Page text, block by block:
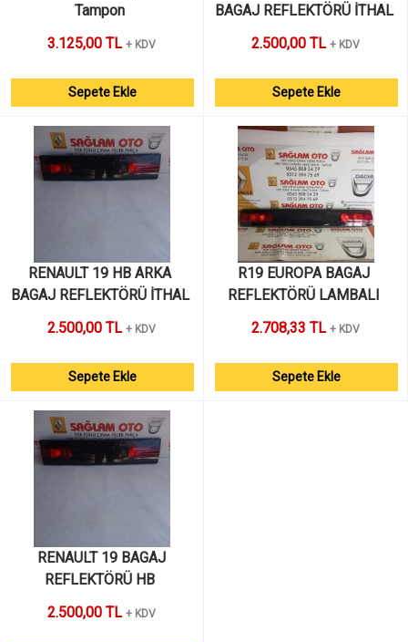
Tampon
3.125,00 TL + KDV
Sepete Ekle
BAGAJ REFLEKTÖRÜ İTHAL
2.500,00 TL + KDV
Sepete Ekle
RENAULT 19 HB ARKA
BAGAJ REFLEKTÖRÜ İTHAL
2.500,00 TL + KDV
Sepete Ekle
R19 EUROPA BAGAJ
REFLEKTÖRÜ LAMBALI
2.708,33 TL + KDV
Sepete Ekle
REFLEKTÖRÜ HB
2.500,00 TL + KDV